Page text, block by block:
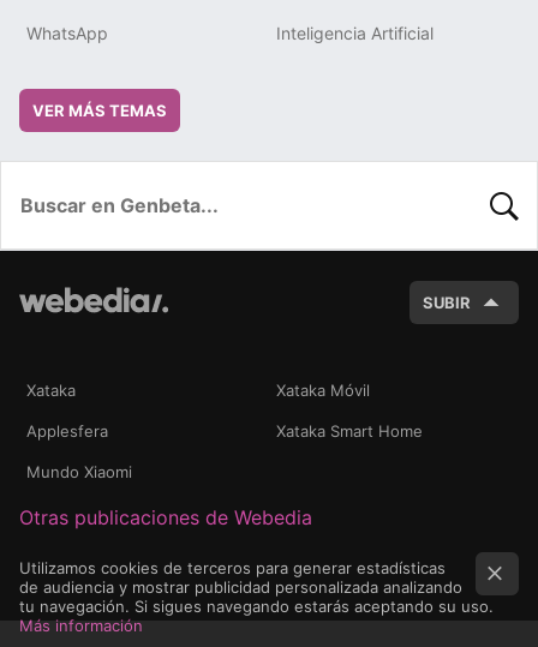
WhatsApp Inteligencia Artificial
VER MÁS TEMAS
SUBIR
Xataka Xataka Móvil
Applesfera Xataka Smart Home
Mundo Xiaomi
Otras publicaciones de Webedia
Utilizamos cookies de terceros para generar estadísticas
de audiencia y mostrar publicidad personalizada analizando
tu navegación. Si sigues navegando estarás aceptando su uso.
Más información